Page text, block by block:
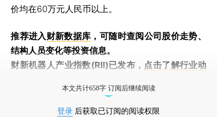
价均在60万元人民币以上。
推荐进入财新数据库 ，可随时查阅公司股价走势、
结构人员变化等投资信息。
财新机器人产业指数(RII)已发布， 点击了解行业动
本文共计658字 订阅后继续阅读
登录 后获取已订阅的阅读权限